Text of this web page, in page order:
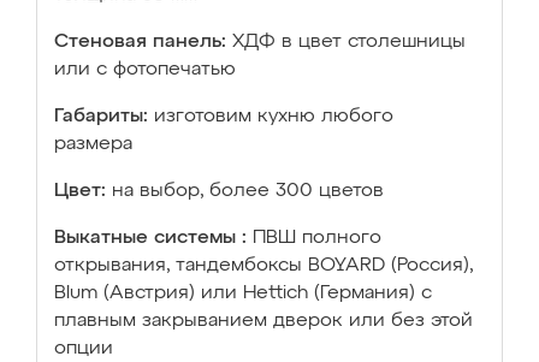
Стеновая панель: ХДФ в цвет столешницы
или с фотопечатью
Габариты: изготовим кухню любого
размера
Цвет: на выбор, более 300 цветов
Выкатные системы :
ПВШ полного
открывания, тандембоксы BOYARD (Россия),
Blum (Австрия) или Hettich (Германия) с
плавным закрыванием дверок или без этой
опции